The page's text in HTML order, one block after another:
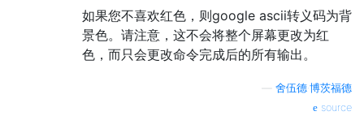
如果您不喜欢红色，则google ascii转义码为背
景色。请注意，这不会将整个屏幕更改为红
色，而只会更改命令完成后的所有输出。
舍伍德·博茨福德
source